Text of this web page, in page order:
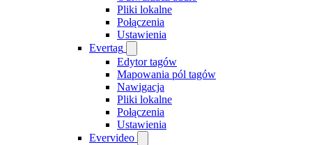
Pliki lokalne
Połączenia
Ustawienia
Evertag
Edytor tagów
Mapowania pól tagów
Nawigacja
Pliki lokalne
Połączenia
Ustawienia
Evervideo